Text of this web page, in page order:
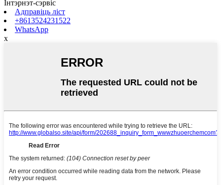
Інтэрнэт-сэрвіс
Адправіць ліст
+8613524231522
WhatsApp
x